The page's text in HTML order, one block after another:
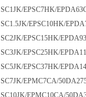
SC1JK/EPSC7HK/
SC1.5JK/EPSC10HK/
SC2JK/EPSC15HK/
SC3JK/EPSC25HK/
SC5JK/EPSC37HK/
SC7JK/EPMC7CA/
SC10JK/EPMC10CA/